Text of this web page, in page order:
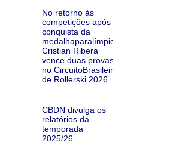
No retorno às
competições após a
conquista da
medalhaparalímpica,
Cristian Ribera
vence duas provas
no CircuitoBrasileiro
de Rollerski 2026
CBDN divulga os
relatórios da
temporada
2025/26